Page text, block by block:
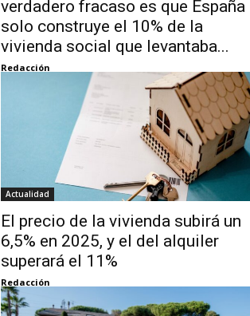
verdadero fracaso es que España
solo construye el 10% de la
vivienda social que levantaba...
Redacción
Actualidad
El precio de la vivienda subirá un
6,5% en 2025, y el del alquiler
superará el 11%
Redacción